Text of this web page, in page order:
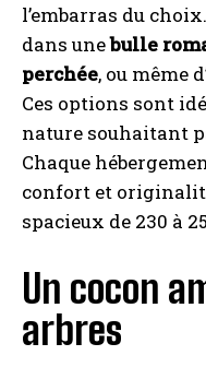
l’embarras du
dans unebulle
perchée, ou même
Ces options sont
nature souhaitant
Chaque
confort et
spacieux de 230 à
Un cocon
arbres